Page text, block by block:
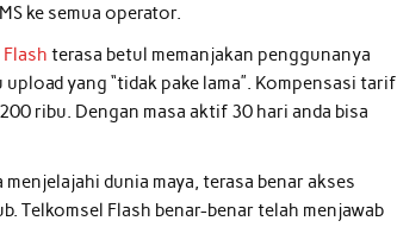
ke semua operator.
terasa betul memanjakan penggunanya
yang “tidak pake lama”. Kompensasi tarif
ribu. Dengan masa aktif 30 hari anda bisa
dunia maya, terasa benar akses
Telkomsel Flash benar-benar telah menjawab